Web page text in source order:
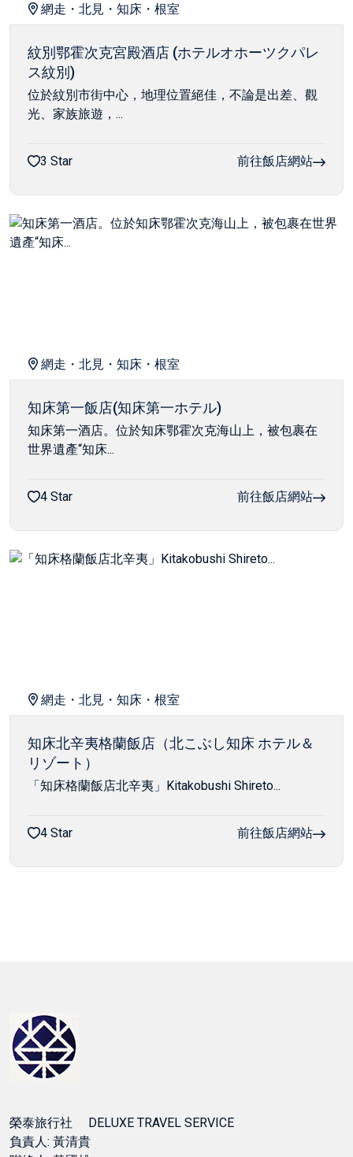
網走・北見・知床・根室
紋別鄂霍次克宮殿酒店 (ホテルオホーツクパレ
ス紋別)
位於紋別市街中心，地理位置絕佳，不論是出差、觀
光、家族旅遊，...
3 Star 前往飯店網站
網走・北見・知床・根室
知床第一飯店(知床第一ホテル)
知床第一酒店。位於知床鄂霍次克海山上，被包裹在
世界遺產“知床...
4 Star 前往飯店網站
網走・北見・知床・根室
知床北辛夷格蘭飯店（北こぶし知床 ホテル＆
リゾート）
「知床格蘭飯店北辛夷」Kitakobushi Shireto...
4 Star 前往飯店網站
榮泰旅行社 DELUXE TRAVEL SERVICE
負責人: 黃清貴